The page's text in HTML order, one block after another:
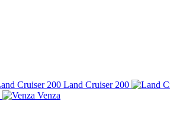
Land Cruiser 200
Venza